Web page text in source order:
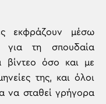
εκφράζουν μέσω
για τη σπουδαία
βίντεο όσο και με
της, και όλοι
να σταθεί γρήγορα